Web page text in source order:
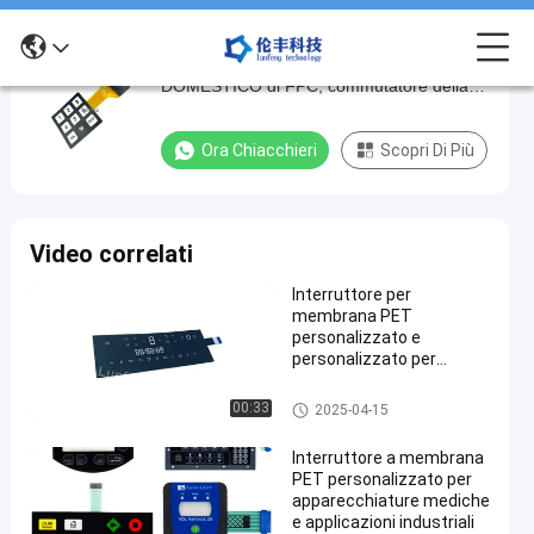
Commutatore
di
membrana
dell'ANIMALE
FPC,
tastiera
del
Commutatore di membrana dell'ANIMALE
DOMESTICO di FPC, commutatore della
Ora Chiacchieri Scopri Di Più
Video correlati
00:33
Interruttore per
membrana PET
personalizzato e
personalizzato per
Commutatore di membrana d
ell'ANIMALE DOMESTICO
2025-04-15
Interruttore a membrana
PET personalizzato per
apparecchiature mediche
e applicazioni industriali